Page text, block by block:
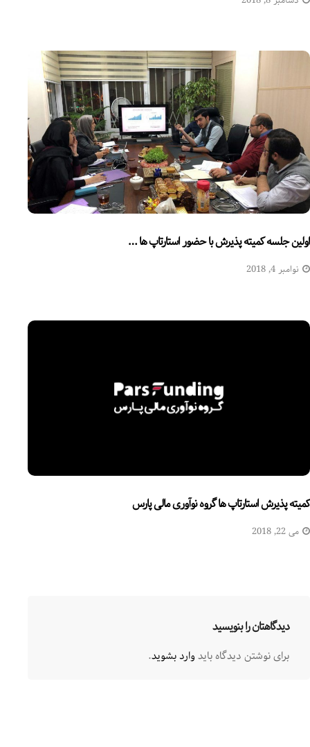
اولین جلسه کمیته پذیرش با حضور استارتاپ ها …
نوامبر 4, 2018
کمیته پذیرش استارتاپ ها گروه نوآوری مالی پارس
می 22, 2018
دیدگاهتان را بنویسید
برای نوشتن دیدگاه بایدوارد بشوید.